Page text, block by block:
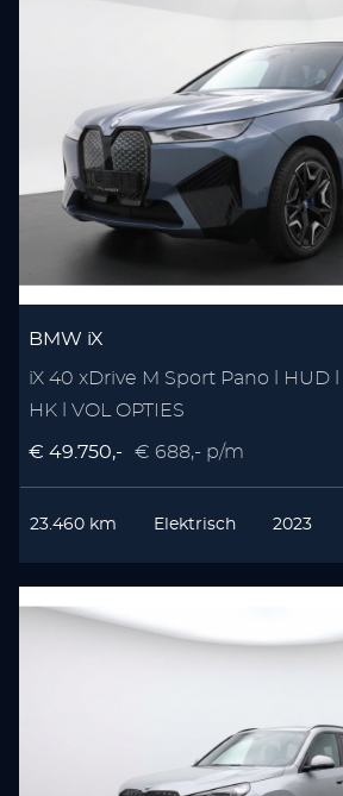
BMW iX
iX 40 xDrive M Sport Pano l HUD l
HK l VOL OPTIES
€ 49.750,- € 688,- p/m
23.460 km Elektrisch 2023